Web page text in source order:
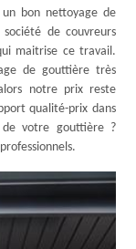
bon nettoyage de
de couvreurs
maitrise ce travail.
de gouttière très
notre prix reste
qualité-prix dans
votre gouttière ?